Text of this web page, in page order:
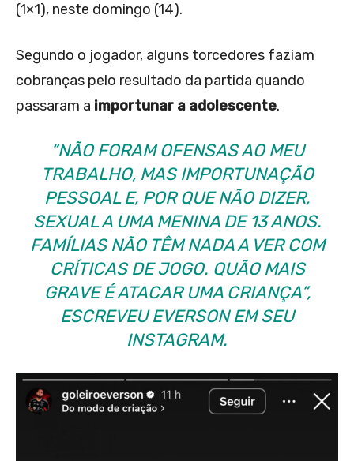
(1×1), neste domingo (14).
Segundo o jogador, alguns torcedores faziam
cobranças pelo resultado da partida quando
passaram a importunar a adolescente.
“NÃO FORAM OFENSAS AO MEU
TRABALHO, MAS IMPORTUNAÇÃO
PESSOAL E, POR QUE NÃO DIZER,
SEXUAL A UMA MENINA DE 13 ANOS.
FAMÍLIAS NÃO TÊM NADA A VER COM
CRÍTICAS DE JOGO. QUÃO MAIS
GRAVE É ATACAR UMA CRIANÇA”,
ESCREVEU EVERSON EM SEU
INSTAGRAM.